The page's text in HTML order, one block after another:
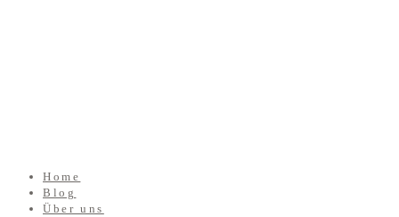
Home
Blog
Über uns